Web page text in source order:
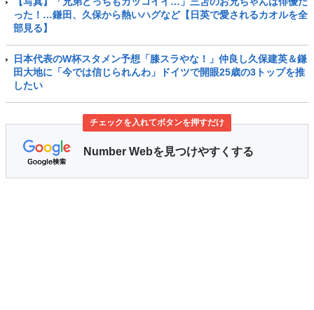
った！…鎌田、久保から熱いハグなど【日英で愛されるカオルを全
部見る】
日本代表のW杯スタメン予想「膝スラやな！」仲良し久保建英＆鎌
田大地に「今では信じられんわ」ドイツで開眼25歳の3トップを推
したい
チェックを入れてボタンを押すだけ
Number Webを見つけやすくする